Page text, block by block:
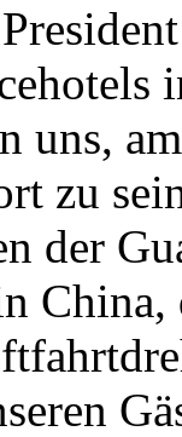
uns,
zu
der